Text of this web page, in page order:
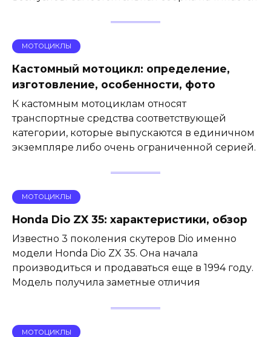
МОТОЦИКЛЫ
Кастомный мотоцикл: определение,
изготовление, особенности, фото
К кастомным мотоциклам относят
транспортные средства соответствующей
категории, которые выпускаются в единичном
экземпляре либо очень ограниченной серией.
МОТОЦИКЛЫ
Honda Dio ZX 35: характеристики, обзор
Известно 3 поколения скутеров Dio именно
модели Honda Dio ZX 35. Она начала
производиться и продаваться еще в 1994 году.
Модель получила заметные отличия
МОТОЦИКЛЫ